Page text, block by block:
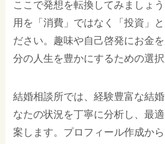
ここで発想を転換してみましょ
用を「消費」ではなく「投資」
ださい。趣味や自己啓発にお金
分の人生を豊かにするための選択
結婚相談所では、経験豊富な結
なたの状況を丁寧に分析し、最
案します。プロフィール作成か